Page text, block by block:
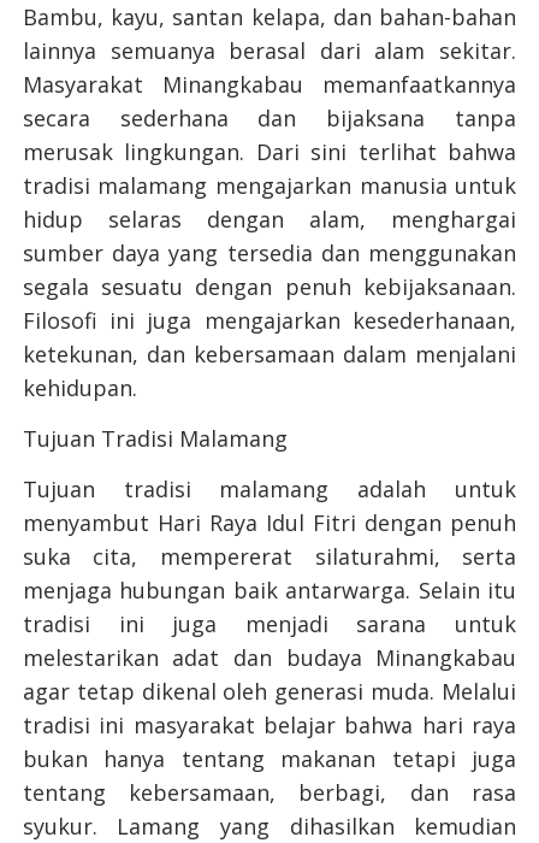
Bambu, kayu, santan kelapa, dan bahan-bahan
lainnya semuanya berasal dari alam sekitar.
Masyarakat Minangkabau memanfaatkannya
secara sederhana dan bijaksana tanpa
merusak lingkungan. Dari sini terlihat bahwa
tradisi malamang mengajarkan manusia untuk
hidup selaras dengan alam, menghargai
sumber daya yang tersedia dan menggunakan
segala sesuatu dengan penuh kebijaksanaan.
Filosofi ini juga mengajarkan kesederhanaan,
ketekunan, dan kebersamaan dalam menjalani
kehidupan.
Tujuan Tradisi Malamang
Tujuan tradisi malamang adalah untuk
menyambut Hari Raya Idul Fitri dengan penuh
suka cita, mempererat silaturahmi, serta
menjaga hubungan baik antarwarga. Selain itu
tradisi ini juga menjadi sarana untuk
melestarikan adat dan budaya Minangkabau
agar tetap dikenal oleh generasi muda. Melalui
tradisi ini masyarakat belajar bahwa hari raya
bukan hanya tentang makanan tetapi juga
tentang kebersamaan, berbagi, dan rasa
syukur. Lamang yang dihasilkan kemudian